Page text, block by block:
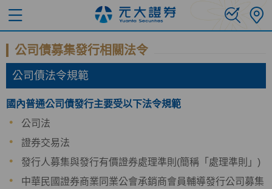
公司債募集發行相關法令
公司債法令規範
國內普通公司債發行主要受以下法令規範
公司法
證券交易法
發行人募集與發行有價證券處理準則(簡稱「處理準則」)
中華民國證券商業同業公會承銷商會員輔導發行公司募集